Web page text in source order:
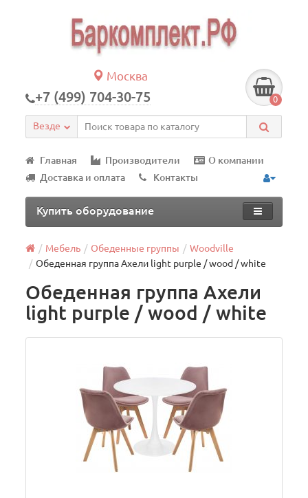
Москва
+7 (499) 704-30-75 0
Везде
Главная Производители
О компании
Доставка и оплата
Контакты
Купить оборудование
Мебель Обеденные группы
Woodville
Обеденная группа Ахели light purple / wood / white
Обеденная группа Ахели
light purple / wood / white